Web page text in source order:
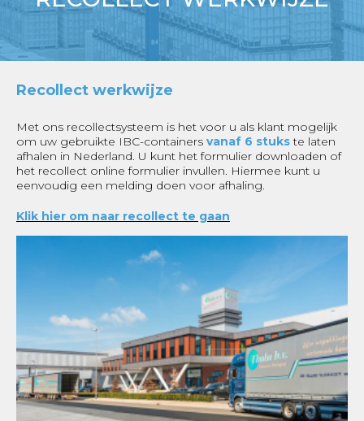
Recollect werkwijze
Met ons recollectsysteem is het voor u als klant mogelijk
om uw gebruikte IBC-containers vanaf 6 stukste laten
afhalen in Nederland. U kunt het formulier downloaden of
het recollect online formulier invullen. Hiermee kunt u
eenvoudig een melding doen voor afhaling.
Klik hier om naar recollect te gaan